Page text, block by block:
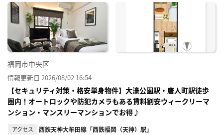
に入
福岡市中央区
情報更新日 2026/08/02 16:54
【セキュリティ対策・格安単身物件】大濠公園駅・唐人町駅徒歩
圏内！オートロックや防犯カメラもある賃料割安ウィークリーマ
ンション・マンスリーマンションでお得♪
アクセス 西鉄天神大牟田線「西鉄福岡（天神）駅」